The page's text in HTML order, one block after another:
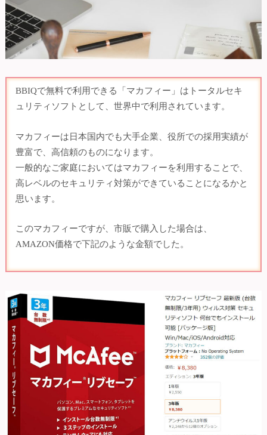
BBIQで無料で利用できる「マカフィー」はトータルセキ
ュリティソフトとして、世界中で利用されています。
マカフィーは日本国内でも大手企業、役所での採用実績が
豊富で、高信頼のものになります。
一般的なご家庭においてはマカフィーを利用することで、
高レベルのセキュリティ対策ができていることになるかと
思います。
このマカフィーですが、市販で購入した場合は、
AMAZON価格で下記のような金額でした。